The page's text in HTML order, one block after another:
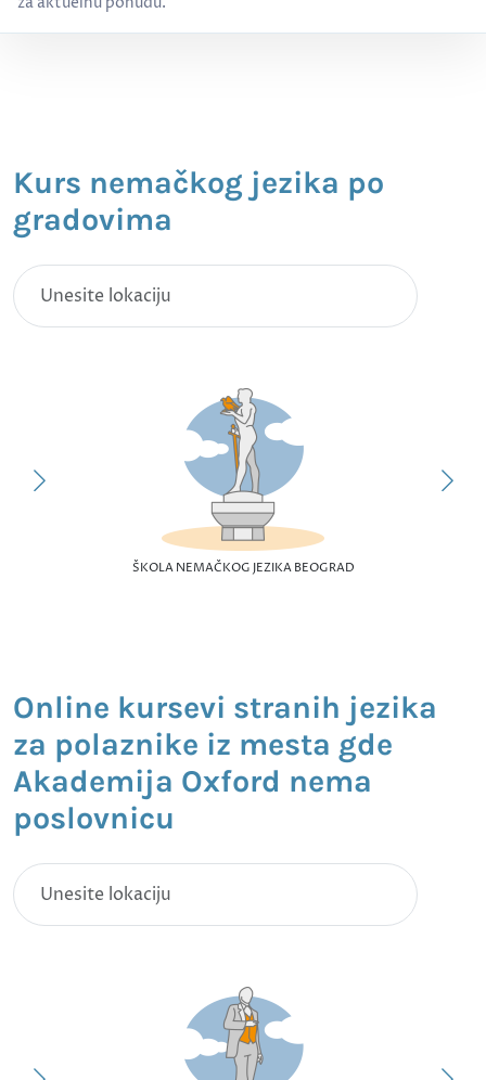
Kurs nemačkog jezika po
gradovima
ŠKOLA NEMAČKOG JEZIKA BEOGRAD
Online kursevi stranih jezika
za polaznike iz mesta gde
Akademija Oxford nema
poslovnicu